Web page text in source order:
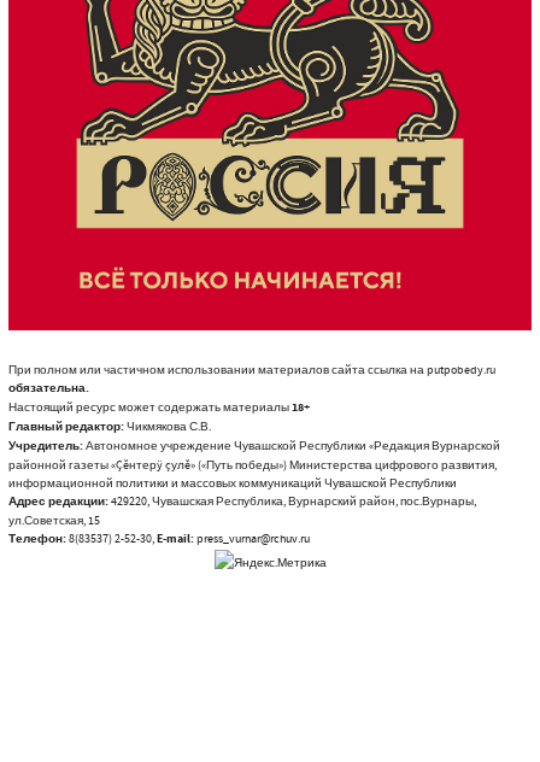
При полном или частичном использовании материалов сайта ссылка на putpobedy.ru
обязательна.
Настоящий ресурс может содержать материалы18+
Главный редактор:Чикмякова С.В.
Учредитель:Автономное учреждение Чувашской Республики «Редакция Вурнарской
районной газеты «Çĕнтерÿ çулĕ» («Путь победы») Министерства цифрового развития,
информационной политики и массовых коммуникаций Чувашской Республики
Адрес редакции:429220, Чувашская Республика, Вурнарский район, пос.Вурнары,
ул.Советская, 15
Телефон:8(83537) 2-52-30,E-mail:press_vurnar@rchuv.ru